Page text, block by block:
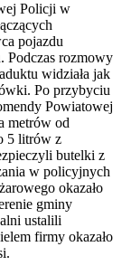
Policji w
pojazdu
Podczas rozmowy
widziała jak
Po przybyciu
Powiatowej
metrów od
5 litrów z
butelki z
w policyjnych
okazało
gminy
ustalili
firmy okazało